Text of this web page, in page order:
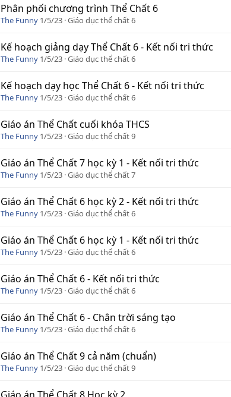
Phân phối chương trình Thể Chất 6
The Funny 1/5/23 Giáo dục thể chất 6
Kế hoạch giảng dạy Thể Chất 6 - Kết nối tri thức
The Funny 1/5/23 Giáo dục thể chất 6
Kế hoạch dạy học Thể Chất 6 - Kết nối tri thức
The Funny 1/5/23 Giáo dục thể chất 6
Giáo án Thể Chất cuối khóa THCS
The Funny 1/5/23 Giáo dục thể chất 9
Giáo án Thể Chất 7 học kỳ 1 - Kết nối tri thức
The Funny 1/5/23 Giáo dục thể chất 7
Giáo án Thể Chất 6 học kỳ 2 - Kết nối tri thức
The Funny 1/5/23 Giáo dục thể chất 6
Giáo án Thể Chất 6 học kỳ 1 - Kết nối tri thức
The Funny 1/5/23 Giáo dục thể chất 6
Giáo án Thể Chất 6 - Kết nối tri thức
The Funny 1/5/23 Giáo dục thể chất 6
Giáo án Thể Chất 6 - Chân trời sáng tạo
The Funny 1/5/23 Giáo dục thể chất 6
Giáo án Thể Chất 9 cả năm (chuẩn)
The Funny 1/5/23 Giáo dục thể chất 9